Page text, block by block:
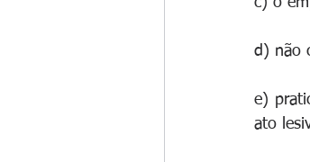
d) não
e)
ato